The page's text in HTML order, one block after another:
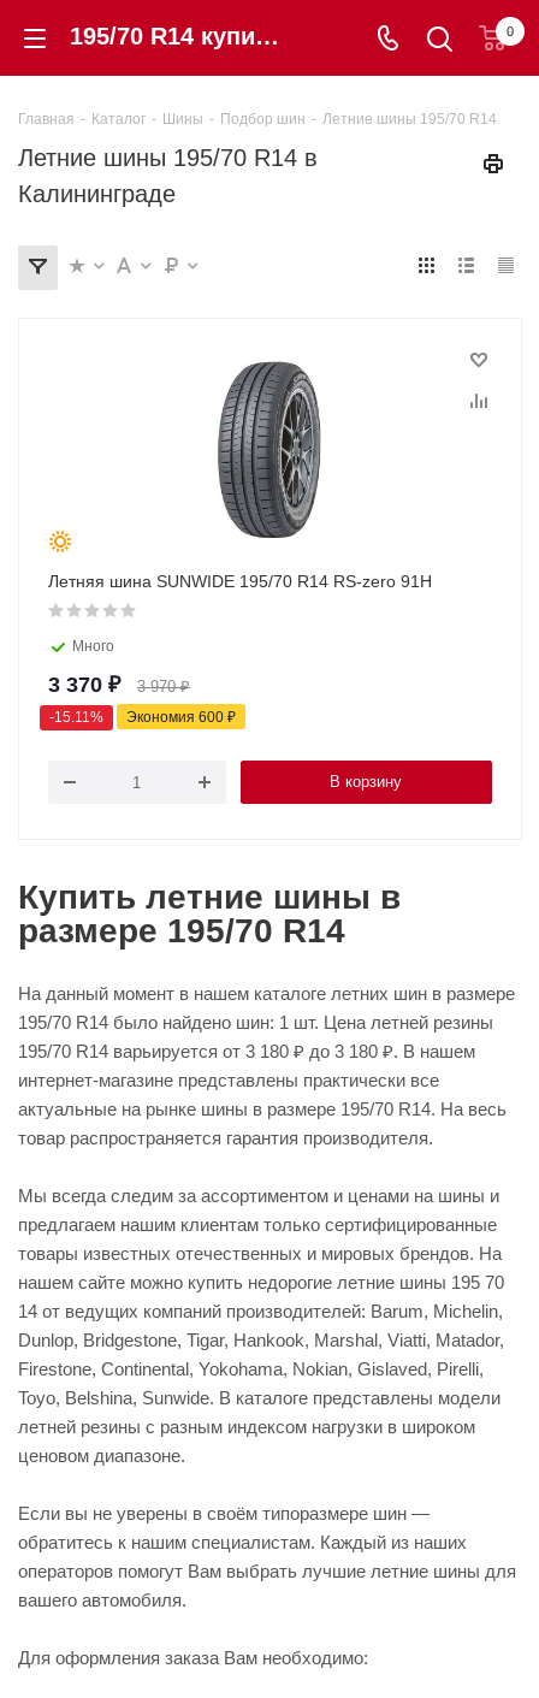
195/70 R14 купить в этом размере летние шины в Калининграде по низкой цене с гарантией | «Шинторг» 0
Главная - Каталог - Шины - Подбор шин - Летние шины 195/70 R14
Летние шины 195/70 R14 в
Калининграде
Летняя шина SUNWIDE 195/70 R14 RS-zero 91H
Много
3 370 ₽ 3 970₽
-15.11% Экономия 600 ₽
В корзину
Купить летние шины в
размере 195/70 R14
На данный момент в нашем каталоге летних шин в размере
195/70 R14 было найдено шин: 1 шт. Цена летней резины
195/70 R14 варьируется от 3 180 ₽ до 3 180 ₽. В нашем
интернет-магазине представлены практически все
актуальные на рынке шины в размере 195/70 R14. На весь
товар распространяется гарантия производителя.
Мы всегда следим за ассортиментом и ценами на шины и
предлагаем нашим клиентам только сертифицированные
товары известных отечественных и мировых брендов. На
нашем сайте можно купить недорогие летние шины 195 70
14 от ведущих компаний производителей: Barum, Michelin,
Dunlop, Bridgestone, Tigar, Hankook, Marshal, Viatti, Matador,
Firestone, Continental, Yokohama, Nokian, Gislaved, Pirelli,
Toyo, Belshina, Sunwide. В каталоге представлены модели
летней резины с разным индексом нагрузки в широком
ценовом диапазоне.
Если вы не уверены в своём типоразмере шин —
обратитесь к нашим специалистам. Каждый из наших
операторов помогут Вам выбрать лучшие летние шины для
вашего автомобиля.
Для оформления заказа Вам необходимо: